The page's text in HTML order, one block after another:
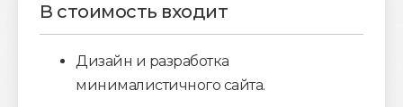
В стоимость входит
Дизайн и разработка
минималистичного сайта.